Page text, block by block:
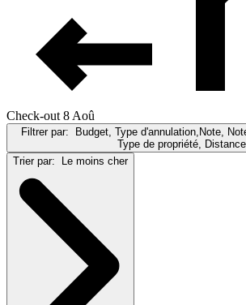
Check-out 8 Aoû
Filtrer par:
Budget, Type d'annulation,Note,
Type de propriété, Distance
Trier par:
Le moins cher